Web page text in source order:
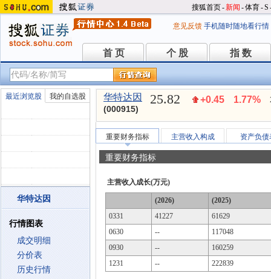
搜狐首页-新闻 -体育-S
意见反馈 手机随时随地看行情
首 页
首 页 个 股
个 股 指 数
指 数
最近浏览股 我的自选股
华特达因
行情图表
成交明细
分价表
历史行情
华特达因
(000915)
25.82 +0.45 1.77%
重要财务指标 主营收入构成 资产负债
重要财务指标
主营收入成长(万元)
(2026)
(2025)
0331
41227
61629
0630
--
117048
0930
--
160259
1231
-- 222839